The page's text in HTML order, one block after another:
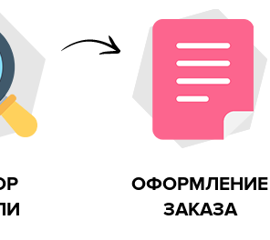
ОФОРМЛЕНИЕ
ЗАКАЗА